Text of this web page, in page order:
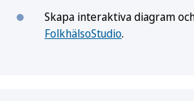
Skapa interaktiva diagram
FolkhälsoStudio.